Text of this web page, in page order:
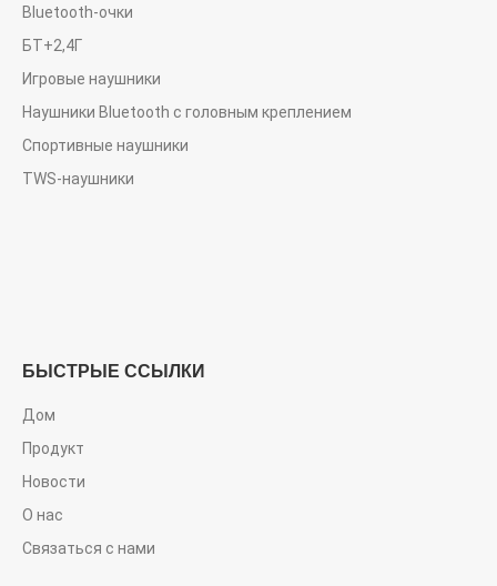
Bluetooth-очки
БТ+2,4Г
Игровые наушники
Наушники Bluetooth с головным креплением
Спортивные наушники
TWS-наушники
БЫСТРЫЕ ССЫЛКИ
Дом
Продукт
Новости
О нас
Связаться с нами